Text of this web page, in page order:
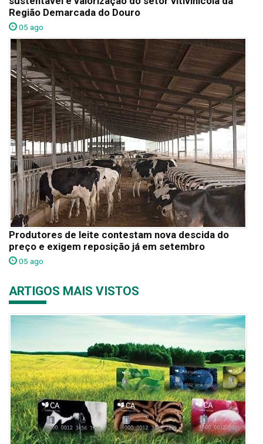
Região Demarcada do Douro
05 ago
Produtores de leite contestam nova descida do
preço e exigem reposição já em setembro
05 ago
ARTIGOS MAIS VISTOS